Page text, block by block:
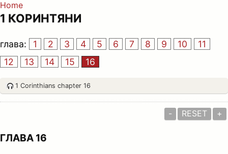
Home
1 КОРИНТЯНИ
глава: 1 2 3 4 5 6 7 8 9 10
11
12
13 14 15 16
1 Corinthians chapter 16
- RESET +
ГЛАВА 16